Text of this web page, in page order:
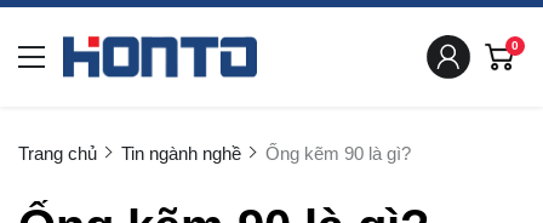
0
Trang chủ Tin ngành nghề Ống kẽm 90 là gì?